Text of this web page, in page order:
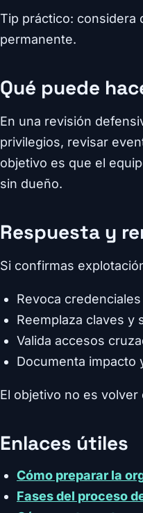
Tip práctico: considera
permanente.
Qué puede
En una revisión
privilegios, revisar
objetivo es que el
sin dueño.
Respuesta y
Si confirmas
Revoca
Reemplaza claves y
Valida accesos
Documenta impacto
El objetivo no es
Enlaces útiles
Cómo preparar la
Fases del proceso